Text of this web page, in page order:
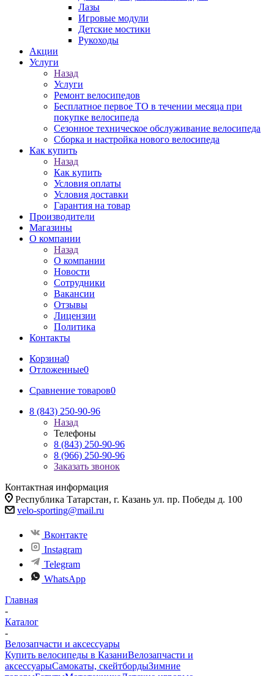
Лазы
Игровые модули
Детские мостики
Рукоходы
Акции
Услуги
Назад
Услуги
Ремонт велосипедов
Бесплатное первое ТО в течении месяца при
покупке велосипеда
Сезонное техническое обслуживание велосипеда
Сборка и настройка нового велосипеда
Как купить
Назад
Как купить
Условия оплаты
Условия доставки
Гарантия на товар
Производители
Магазины
О компании
Назад
О компании
Новости
Сотрудники
Вакансии
Отзывы
Лицензии
Политика
Контакты
Корзина0
Отложенные0
Сравнение товаров0
8 (843) 250-90-96
Назад
Телефоны
8 (843) 250-90-96
8 (966) 250-90-96
Заказать звонок
Контактная информация
Республика Татарстан, г. Казань ул. пр. Победы д. 100
velo-sporting@mail.ru
Вконтакте
Instagram
Telegram
WhatsApp
Главная
-
Каталог
-
Велозапчасти и аксессуары
Купить велосипеды в КазаниВелозапчасти и
аксессуарыСамокаты, скейтбордыЗимние